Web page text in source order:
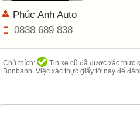
Phúc Anh Auto
0838 689 838
Chú thích:
Tin xe cũ đã được xác thực
Bonbanh. Việc xác thực giấy tờ này để